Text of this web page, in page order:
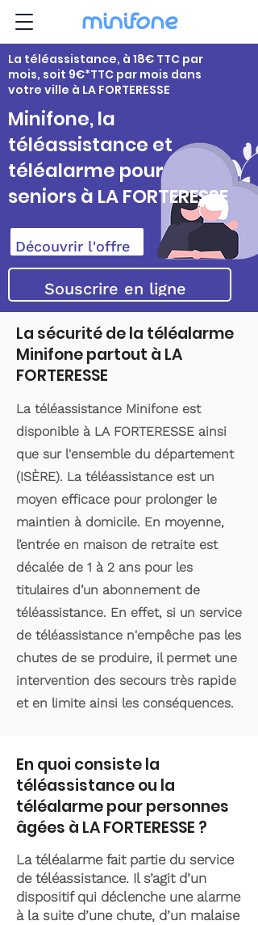
La téléassistance, à 18€ TTC par
mois, soit 9€*TTC par mois dans
votre ville à LA FORTERESSE
Minifone, la
téléassistance et
téléalarme pour
seniors à LA FORTERESSE
Découvrir l'offre
Souscrire en ligne
La sécurité de la téléalarme
Minifone partout à LA
FORTERESSE
La téléassistance Minifone est
disponible à LA FORTERESSE ainsi
que sur l'ensemble du département
(ISÈRE). La téléassistance est un
moyen efficace pour prolonger le
maintien à domicile. En moyenne,
l’entrée en maison de retraite est
décalée de 1 à 2 ans pour les
titulaires d’un abonnement de
téléassistance. En effet, si un service
de téléassistance n'empêche pas les
chutes de se produire, il permet une
intervention des secours très rapide
et en limite ainsi les conséquences.
En quoi consiste la
téléassistance ou la
téléalarme pour personnes
âgées à LA FORTERESSE ?
La téléalarme fait partie du service
de téléassistance. Il s’agit d’un
dispositif qui déclenche une alarme
à la suite d’une chute, d’un malaise